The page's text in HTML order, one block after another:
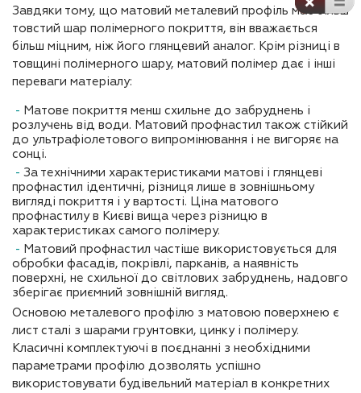
Завдяки тому, що матовий металевий профіль має більш
товстий шар полімерного покриття, він вважається
більш міцним, ніж його глянцевий аналог. Крім різниці в
товщині полімерного шару, матовий полімер дає і інші
переваги матеріалу:
Матове покриття менш схильне до забруднень і
розлучень від води. Матовий профнастил також стійкий
до ультрафіолетового випромінювання і не вигоряє на
сонці.
За технічними характеристиками матові і глянцеві
профнастил ідентичні, різниця лише в зовнішньому
вигляді покриття і у вартості. Ціна матового
профнастилу в Києві вища через різницю в
характеристиках самого полімеру.
Матовий профнастил частіше використовується для
обробки фасадів, покрівлі, парканів, а наявність
поверхні, не схильної до світлових забруднень, надовго
зберігає приємний зовнішній вигляд.
Основою металевого профілю з матовою поверхнею є
лист сталі з шарами грунтовки, цинку і полімеру.
Класичні комплектуючі в поєднанні з необхідними
параметрами профілю дозволять успішно
використовувати будівельний матеріал в конкретних